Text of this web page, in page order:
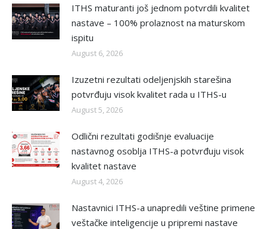
ITHS maturanti još jednom potvrdili kvalitet
nastave – 100% prolaznost na maturskom
ispitu
August 6, 2026
Izuzetni rezultati odeljenjskih starešina
potvrđuju visok kvalitet rada u ITHS-u
August 5, 2026
Odlični rezultati godišnje evaluacije
nastavnog osoblja ITHS-a potvrđuju visok
kvalitet nastave
August 4, 2026
Nastavnici ITHS-a unapredili veštine primene
veštačke inteligencije u pripremi nastave